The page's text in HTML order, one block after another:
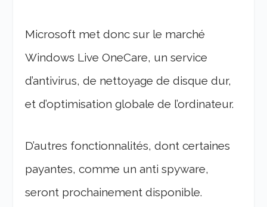
Microsoft met donc sur le marché
Windows Live OneCare, un service
d’antivirus, de nettoyage de disque dur,
et d’optimisation globale de l’ordinateur.
D’autres fonctionnalités, dont certaines
payantes, comme un anti spyware,
seront prochainement disponible.